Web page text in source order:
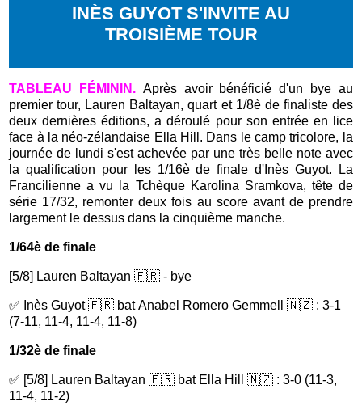
INÈS GUYOT S'INVITE AU
TROISIÈME TOUR
TABLEAU FÉMININ. Après avoir bénéficié d'un bye au
premier tour, Lauren Baltayan, quart et 1/8è de finaliste des
deux dernières éditions, a déroulé pour son entrée en lice
face à la néo-zélandaise Ella Hill. Dans le camp tricolore, la
journée de lundi s'est achevée par une très belle note avec
la qualification pour les 1/16è de finale d'Inès Guyot. La
Francilienne a vu la Tchèque Karolina Sramkova, tête de
série 17/32, remonter deux fois au score avant de prendre
largement le dessus dans la cinquième manche.
1/64è de finale
[5/8] Lauren Baltayan 🇫🇷 - bye
✅ Inès Guyot 🇫🇷 bat Anabel Romero Gemmell 🇳🇿 : 3-1
(7-11, 11-4, 11-4, 11-8)
1/32è de finale
✅ [5/8] Lauren Baltayan 🇫🇷 bat Ella Hill 🇳🇿 : 3-0 (11-3,
11-4, 11-2)